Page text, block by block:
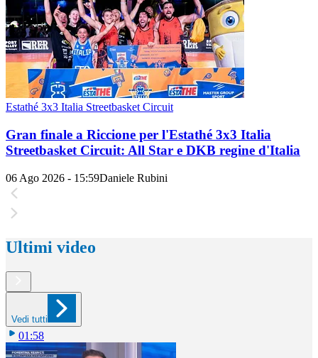
Estathé 3x3 Italia Streetbasket Circuit
Gran finale a Riccione per l'Estathé 3x3 Italia
Streetbasket Circuit: All Star e DKB regine d'Italia
06 Ago 2026 - 15:59Daniele Rubini
Ultimi video
Vedi tutti
01:58